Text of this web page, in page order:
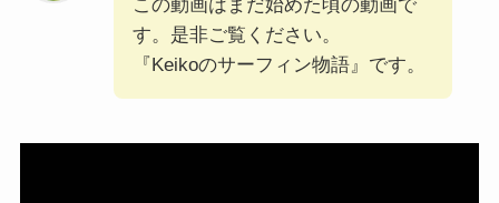
この動画はまだ始めた頃の動画で
す。是非ご覧ください。
『Keikoのサーフィン物語』です。